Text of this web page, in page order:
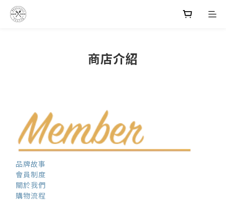
商店介紹
品牌故事
會員制度
關於我們
購物流程